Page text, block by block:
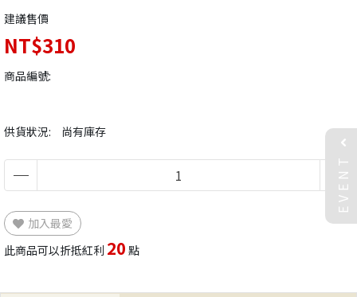
建議售價
NT$310
商品編號:
供貨狀況: 尚有庫存
加入最愛
此商品可以折抵紅利 20 點
EVENT